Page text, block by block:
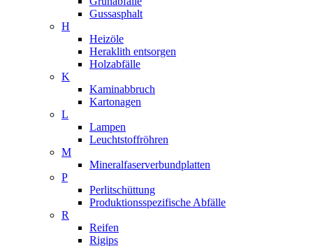
Gussasphalt
H
Heizöle
Heraklith entsorgen
Holzabfälle
K
Kaminabbruch
Kartonagen
L
Lampen
Leuchtstoffröhren
M
Mineralfaserverbundplatten
P
Perlitschüttung
Produktionsspezifische Abfälle
R
Reifen
Rigips